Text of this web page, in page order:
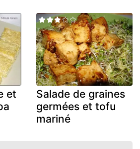
et
Salade de graines
germées et tofu
mariné